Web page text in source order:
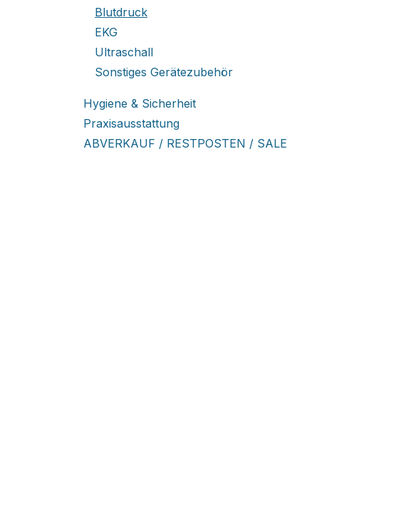
Blutdruck
EKG
Ultraschall
Sonstiges Gerätezubehör
Hygiene & Sicherheit
Praxisausstattung
ABVERKAUF / RESTPOSTEN / SALE